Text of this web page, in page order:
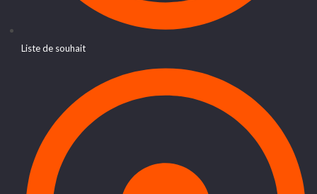
Liste de souhait